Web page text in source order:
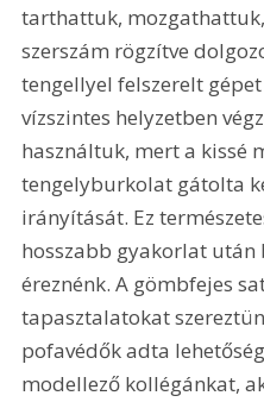
tarthattuk,
szerszám rögzítve
tengellyel felszerelt
vízszintes helyzetben
használtuk, mert a kissé
tengelyburkolat gátolta
irányítását. Ez
hosszabb gyakorlat után
éreznénk. A gömbfejes
tapasztalatokat
pofavédők adta
modellező kollégánkat,